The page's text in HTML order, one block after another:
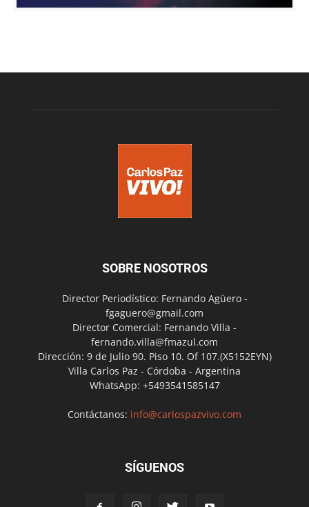
SOBRE NOSOTROS
Director Periodístico: Fernando Agüero -
fgaguero@gmail.com
Director Comercial: Fernando Villa -
fernando.villa@fmazul.com
Dirección: 9 de Julio 90. Piso 10. Of 107.(X5152EYN)
Villa Carlos Paz - Córdoba - Argentina
WhatsApp: +5493541585147
Contáctanos: info@carlospazvivo.com
SÍGUENOS